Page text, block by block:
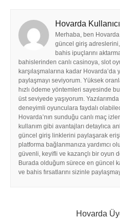
Hovarda
Merhaba, ben Hovarda
güncel giriş adreslerini,
bahis ipuçlarını
bahislerinden canlı casinoya, slot
karşılaşmalarına kadar Hovarda’da
paylaşmayı seviyorum. Yüksek
hızlı ödeme yöntemleri sayesinde
üst seviyede yaşıyorum.
deneyimli oyunculara faydalı
Hovarda’nın sunduğu canlı maç
kullanım gibi avantajları detaylıca
güncel giriş linklerini paylaşarak
platforma bağlanmanıza yardımcı
güvenli, keyifli ve kazançlı bir oyun
Burada olduğum sürece en güncel
ve bahis fırsatlarını sizinle
Hovarda